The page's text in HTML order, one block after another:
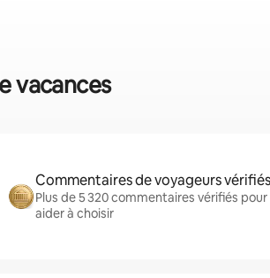
vacances
Commentaires de voyageurs vérifiés
Plus de 5 320 commentaires vérifiés pour
aider à choisir